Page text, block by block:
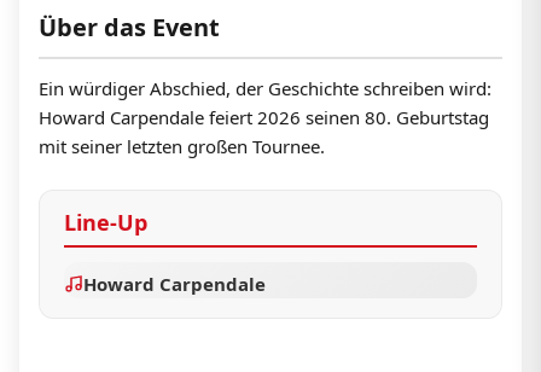
Über das Event
Ein würdiger Abschied, der Geschichte schreiben wird:
Howard Carpendale feiert 2026 seinen 80. Geburtstag
mit seiner letzten großen Tournee.
Line-Up
Howard Carpendale